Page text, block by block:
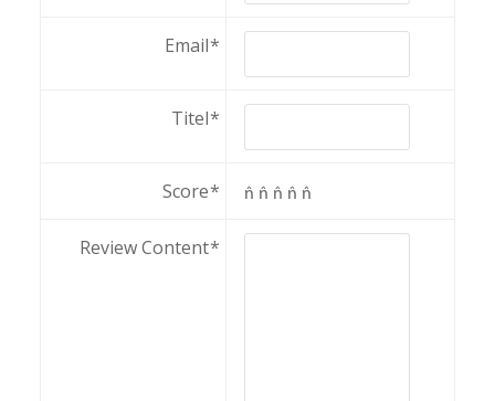
Email
Titel
Score
Review Content